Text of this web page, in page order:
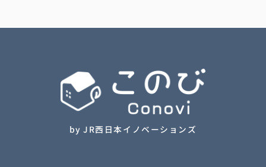
by JR西日本イノベーションズ